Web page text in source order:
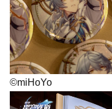
©miHoYo